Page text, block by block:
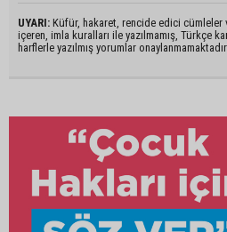
UYARI: Küfür, hakaret, rencide edici cümleler
içeren, imla kuralları ile yazılmamış, Türkçe
harflerle yazılmış yorumlar onaylanmamaktadır.